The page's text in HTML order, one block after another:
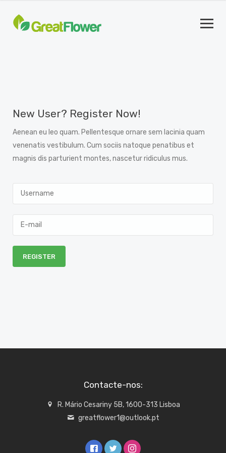
New User? Register Now!
Aenean eu leo quam. Pellentesque ornare sem lacinia quam
venenatis vestibulum. Cum sociis natoque penatibus et
magnis dis parturient montes, nascetur ridiculus mus.
Contacte-nos:
R. Mário Cesariny 5B, 1600-313 Lisboa
greatflower1@outlook.pt